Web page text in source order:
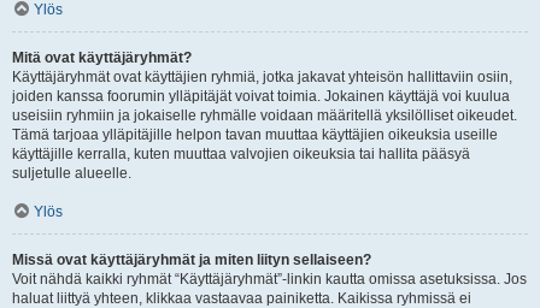
Ylös
Mitä ovat käyttäjäryhmät?
Käyttäjäryhmät ovat käyttäjien ryhmiä, jotka jakavat yhteisön hallittaviin osiin,
joiden kanssa foorumin ylläpitäjät voivat toimia. Jokainen käyttäjä voi kuulua
useisiin ryhmiin ja jokaiselle ryhmälle voidaan määritellä yksilölliset oikeudet.
Tämä tarjoaa ylläpitäjille helpon tavan muuttaa käyttäjien oikeuksia useille
käyttäjille kerralla, kuten muuttaa valvojien oikeuksia tai hallita pääsyä
suljetulle alueelle.
Ylös
Missä ovat käyttäjäryhmät ja miten liityn sellaiseen?
Voit nähdä kaikki ryhmät “Käyttäjäryhmät”-linkin kautta omissa asetuksissa. Jos
haluat liittyä yhteen, klikkaa vastaavaa painiketta. Kaikissa ryhmissä ei